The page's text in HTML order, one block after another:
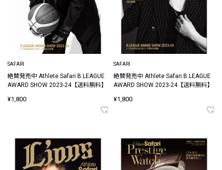
SAFARI
絶賛発売中 Athlete Safari B.LEAGUE
AWARD SHOW 2023-24【送料無料】
¥1,800
SAFARI
絶賛発売中 Athlete Safari B.LEAGUE
AWARD SHOW 2023-24【送料無料】
¥1,800